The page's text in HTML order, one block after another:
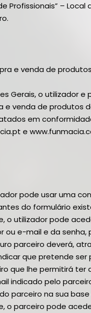
Profissionais” –
e venda de
Gerais, o utilizador
e venda de produtos
em
e
pode usar uma
do formulário
utilizador pode
e-mail e da
parceiro deverá,
que pretende
que lhe permitirá
indicado pelo
parceiro na sua
parceiro pode